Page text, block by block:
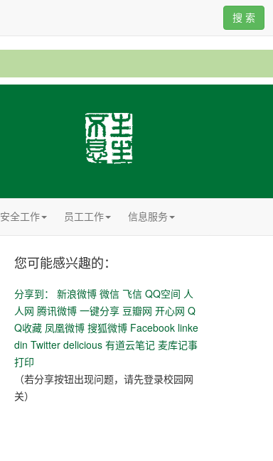
搜 索
安全工作 员工工作 信息服务
您可能感兴趣的：
分享到： 新浪微博 微信 飞信 QQ空间 人
人网 腾讯微博 一键分享 豆瓣网 开心网 Q
Q收藏 凤凰微博 搜狐微博 Facebook linke
din Twitter delicious 有道云笔记 麦库记事
打印
（若分享按钮出现问题，请先登录校园网
关）